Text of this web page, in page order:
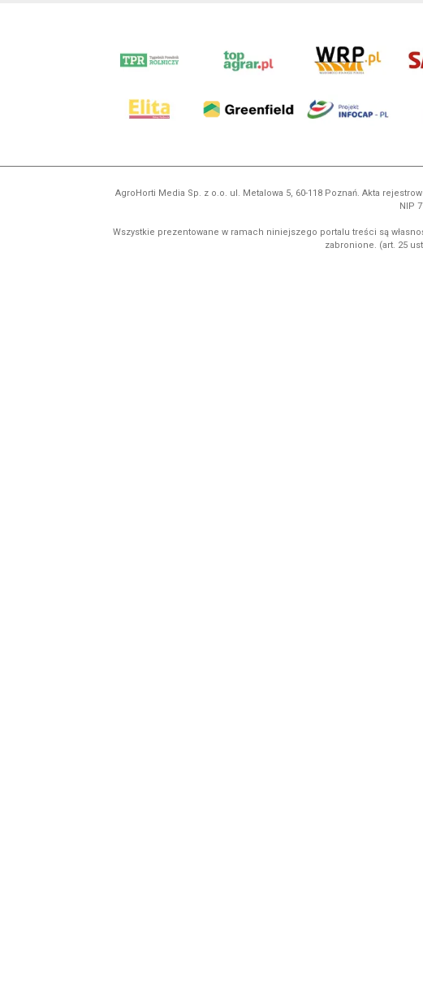
AgroHorti Media Sp. z o.o. ul. Metalowa 5, 60-118 Poznań. Akta
NIP
Wszystkie prezentowane w ramach niniejszego portalu treści są
zabronione. (art. 25